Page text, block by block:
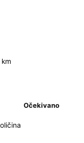
Očekivano